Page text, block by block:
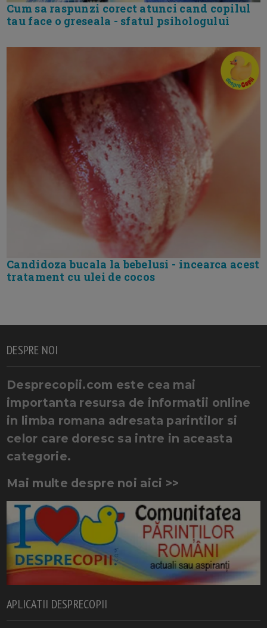
Cum sa raspunzi corect atunci cand copilul
tau face o greseala - sfatul psihologului
Candidoza bucala la bebelusi - incearca acest
tratament cu ulei de cocos
DESPRE NOI
Desprecopii.com este cea mai
importanta resursa de informatii online
in limba romana adresata parintilor si
celor care doresc sa intre in aceasta
categorie.
Mai multe despre noi aici >>
APLICATII DESPRECOPII